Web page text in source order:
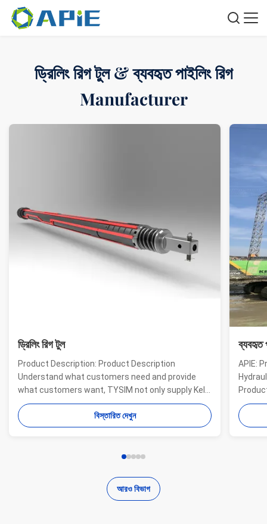
ড্রিলিং রিগ টুল & ব্যবহৃত পাইলিং রিগ
Manufacturer
ড্রিলিং রিগ টুল
Product Description: Product Description
Understand what customers need and provide
what customers want, TYSIM not only supply Kelly
bars for drill rigs of world’s top brands, but also
provide one-stop solution for the world foundation
construction users. While providing customized
বিস্তারিত দেখুন
ব্যবহৃত
APIE:
offer a
needs
আরও বিভাগ